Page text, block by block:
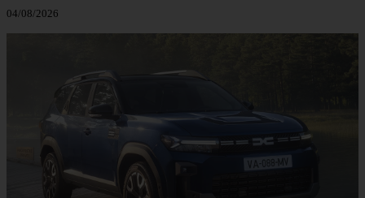
04/08/2026